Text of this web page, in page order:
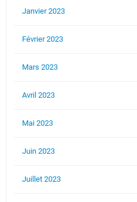
Janvier 2023
Février 2023
Mars 2023
Avril 2023
Mai 2023
Juin 2023
Juillet 2023